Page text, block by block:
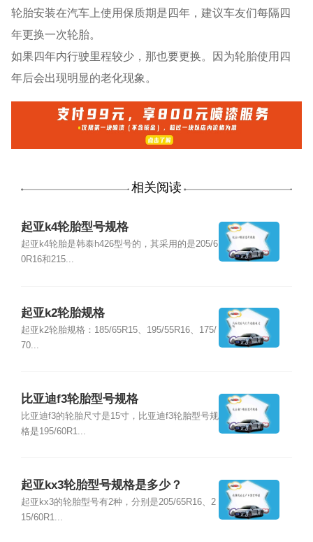
轮胎安装在汽车上使用保质期是四年，建议车友们每隔四
年更换一次轮胎。
如果四年内行驶里程较少，那也要更换。因为轮胎使用四
年后会出现明显的老化现象。
相关阅读
起亚k4轮胎型号规格
起亚k4轮胎是韩泰h426型号的，其采用的是205/6
0R16和215...
起亚k2轮胎规格
起亚k2轮胎规格：185/65R15、195/55R16、175/
70...
比亚迪f3轮胎型号规格
比亚迪f3的轮胎尺寸是15寸，比亚迪f3轮胎型号规
格是195/60R1...
起亚kx3轮胎型号规格是多少？
起亚kx3的轮胎型号有2种，分别是205/65R16、2
15/60R1...